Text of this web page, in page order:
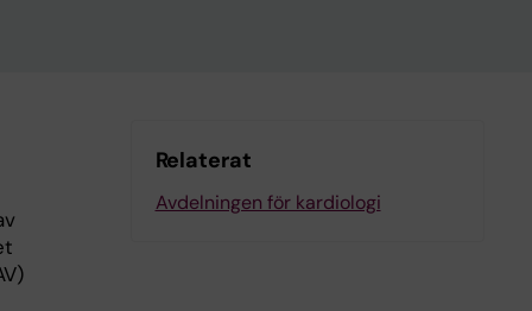
Relaterat
Avdelningen för kardiologi